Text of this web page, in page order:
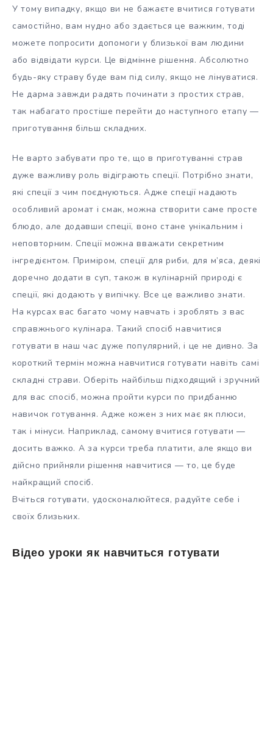
У тому випадку, якщо ви не бажаєте вчитися готувати
самостійно, вам нудно або здається це важким, тоді
можете попросити допомоги у близької вам людини
або відвідати курси. Це відмінне рішення. Абсолютно
будь-яку страву буде вам під силу, якщо не лінуватися.
Не дарма завжди радять починати з простих страв,
так набагато простіше перейти до наступного етапу —
приготування більш складних.
Не варто забувати про те, що в приготуванні страв
дуже важливу роль відіграють спеції. Потрібно знати,
які спеції з чим поєднуються. Адже спеції надають
особливий аромат і смак, можна створити саме просте
блюдо, але додавши спеції, воно стане унікальним і
неповторним. Спеції можна вважати секретним
інгредієнтом. Приміром, спеції для риби, для м’яса, деякі
доречно додати в суп, також в кулінарній природі є
спеції, які додають у випічку. Все це важливо знати.
На курсах вас багато чому навчать і зроблять з вас
справжнього кулінара. Такий спосіб навчитися
готувати в наш час дуже популярний, і це не дивно. За
короткий термін можна навчитися готувати навіть самі
складні страви. Оберіть найбільш підходящий і зручний
для вас спосіб, можна пройти курси по придбанню
навичок готування. Адже кожен з них має як плюси,
так і мінуси. Наприклад, самому вчитися готувати —
досить важко. А за курси треба платити, але якщо ви
дійсно прийняли рішення навчитися — то, це буде
найкращий спосіб.
Вчіться готувати, удосконалюйтеся, радуйте себе і
своїх близьких.
Відео уроки як навчиться готувати